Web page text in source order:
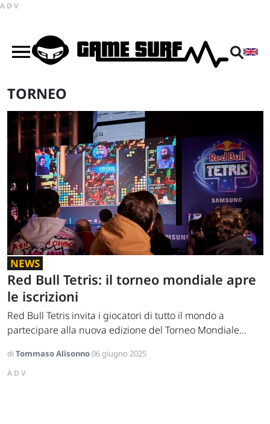
ADV
TORNEO
NEWS
Red Bull Tetris: il torneo mondiale apre
le iscrizioni
Red Bull Tetris invita i giocatori di tutto il mondo a
partecipare alla nuova edizione del Torneo Mondiale...
di Tommaso Alisonno06 giugno 2025
ADV